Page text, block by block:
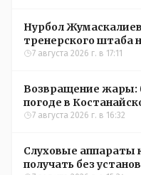
Нурбол
тренерского штаба
Казахстана по
7 августа 2026 г. в 17:11
Возвращение жары:
погоде в
7 августа 2026 г. в 16:32
Слуховые аппараты
получать без